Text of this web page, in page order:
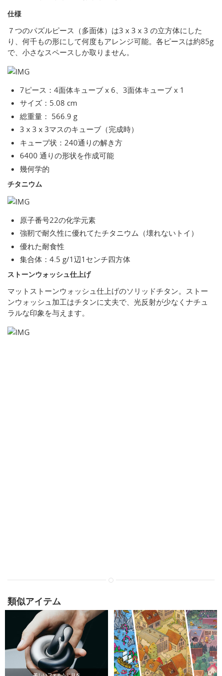
仕様
７つのパズルピース（多面体）は3 x 3 x 3 の立方体にした
り、何千もの形にして何度もアレンジ可能。各ピースは約85g
で、小さなスペースしか取りません。
7ピース：4面体キューブ x 6、3面体キューブ x 1
サイズ：5.08 cm
総重量： 566.9 g
3 x 3 x 3マスのキューブ（完成時）
キューブ状：240通りの解き方
6400 通りの形状を作成可能
幾何学的
チタニウム
原子番号22の化学元素
強靭で耐久性に優れてたチタニウム（壊れないトイ）
優れた耐食性
集合体：4.5 g/1辺1センチ四方体
ストーンウォッシュ仕上げ
マットストーンウォッシュ仕上げのソリッドチタン。ストー
ンウォッシュ加工はチタンに丈夫で、光反射が少なくナチュ
ラルな印象を与えます。
類似アイテム